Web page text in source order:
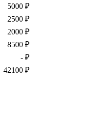
5000 ₽
2500 ₽
2000 ₽
8500 ₽
- ₽
42100 ₽